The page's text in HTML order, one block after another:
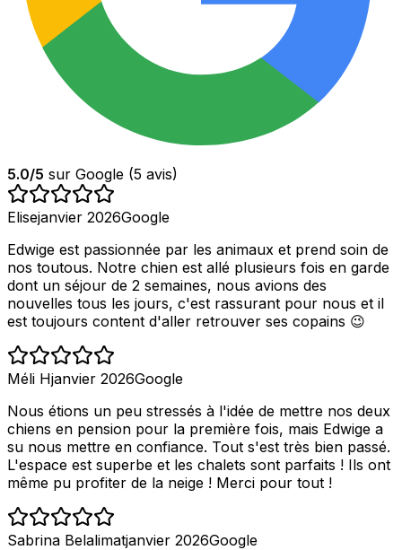
5.0/5 sur Google (5 avis)
Elisejanvier 2026Google
Edwige est passionnée par les animaux et prend soin de
nos toutous. Notre chien est allé plusieurs fois en garde
dont un séjour de 2 semaines, nous avions des
nouvelles tous les jours, c'est rassurant pour nous et il
est toujours content d'aller retrouver ses copains 😉
Méli Hjanvier 2026Google
Nous étions un peu stressés à l'idée de mettre nos deux
chiens en pension pour la première fois, mais Edwige a
su nous mettre en confiance. Tout s'est très bien passé.
L'espace est superbe et les chalets sont parfaits ! Ils ont
même pu profiter de la neige ! Merci pour tout !
Sabrina Belalimatjanvier 2026Google